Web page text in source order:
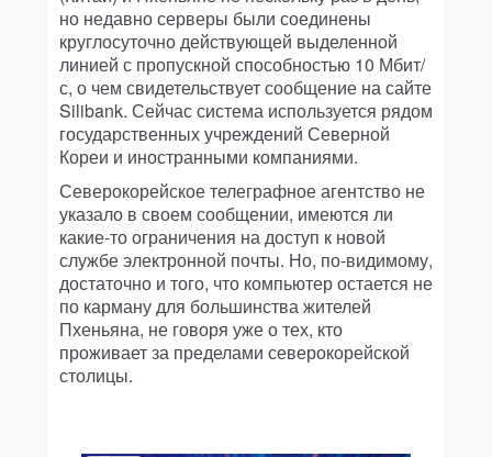
но недавно серверы были соединены
круглосуточно действующей выделенной
линией с пропускной способностью 10 Мбит/
с, о чем свидетельствует сообщение на сайте
Silibank. Сейчас система используется рядом
государственных учреждений Северной
Кореи и иностранными компаниями.
Северокорейское телеграфное агентство не
указало в своем сообщении, имеются ли
какие-то ограничения на доступ к новой
службе электронной почты. Но, по-видимому,
достаточно и того, что компьютер остается не
по карману для большинства жителей
Пхеньяна, не говоря уже о тех, кто
проживает за пределами северокорейской
столицы.